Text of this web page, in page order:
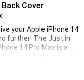
Cover
your Apple iPhone 14
further! The Just in
14 Pro Max is a
will last as long